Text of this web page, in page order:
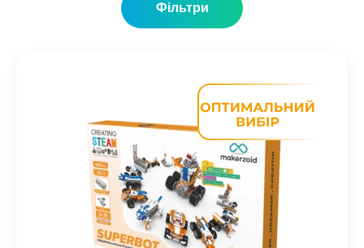
Фільтри